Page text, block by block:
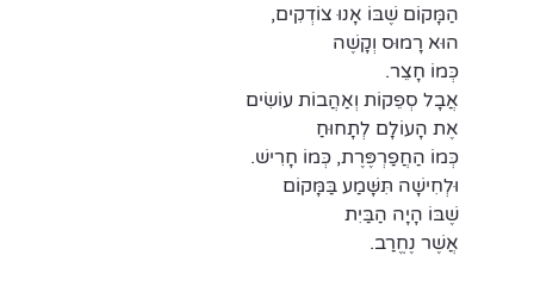
הַמָּקוֹם שֶׁבּוֹ אָנוּ צוֹדְקִים,
הוּא רָמוּס וְקָשֶׁה
כְּמוֹ חָצֵר.
אֲבָל סְפֵקוֹת וְאַהֲבוֹת עוֹשִׂים
אֶת הָעוֹלָם לְתָחוּחַ
כְּמוֹ הַחֲפַרְפֶּרֶת, כְּמוֹ חָרִישׁ.
וּלְחִישָׁה תִּשָּׁמַע בַּמָּקוֹם
שֶׁבּוֹ הָיָה הַבַּיִת
אֲשֶׁר נֶחֱרַב.